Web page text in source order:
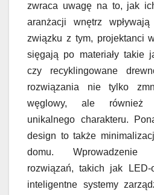
zwraca uwagę na to, jak
aranżacji wnętrz
związku z tym, projektanci
sięgają po materiały takie
czy recyklingowane
rozwiązania nie tylko
węglowy, ale również
unikalnego charakteru.
design to także
domu. Wprowadzenie
rozwiązań, takich jak
inteligentne systemy